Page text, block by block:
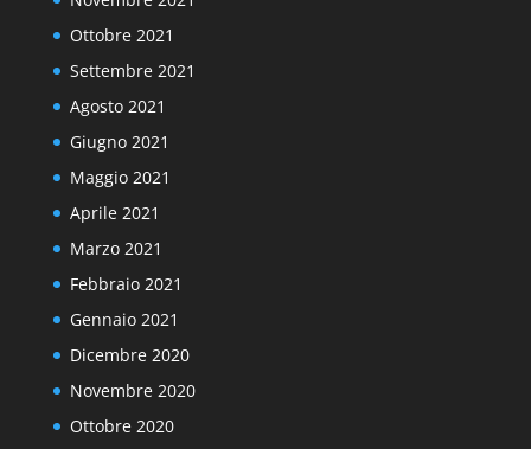
Ottobre 2021
Settembre 2021
Agosto 2021
Giugno 2021
Maggio 2021
Aprile 2021
Marzo 2021
Febbraio 2021
Gennaio 2021
Dicembre 2020
Novembre 2020
Ottobre 2020